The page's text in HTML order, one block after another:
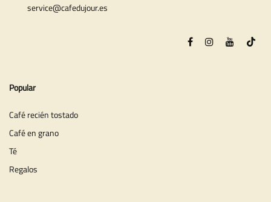
service@cafedujour.es
Popular
Café recién tostado
Café en grano
Té
Regalos